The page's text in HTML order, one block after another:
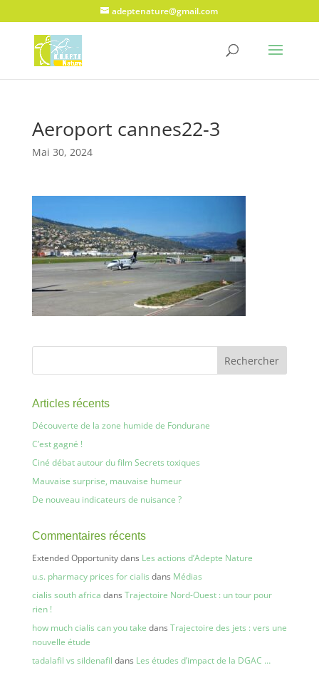
adeptenature@gmail.com
Aeroport cannes22-3
Mai 30, 2024
Articles récents
Découverte de la zone humide de Fondurane
C’est gagné !
Ciné débat autour du film Secrets toxiques
Mauvaise surprise, mauvaise humeur
De nouveau indicateurs de nuisance ?
Commentaires récents
Extended Opportunitydans Les actions d’Adepte Nature
u.s. pharmacy prices for cialis dans Médias
cialis south africa dans Trajectoire Nord-Ouest : un tour pour
rien !
how much cialis can you take dans Trajectoire des jets : vers une
nouvelle étude
tadalafil vs sildenafil dans Les études d’impact de la DGAC …